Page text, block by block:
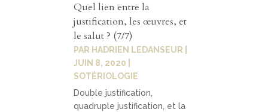
Quel lien entre la
justification, les œuvres, et
le salut ? (7/7)
PAR HADRIEN LEDANSEUR
JUIN 8, 2020
SOTÉRIOLOGIE
Double justification,
quadruple justification, et la